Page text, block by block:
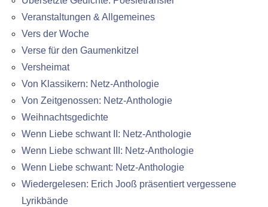
Veranstaltungen & Allgemeines
Vers der Woche
Verse für den Gaumenkitzel
Versheimat
Von Klassikern: Netz-Anthologie
Von Zeitgenossen: Netz-Anthologie
Weihnachtsgedichte
Wenn Liebe schwant II: Netz-Anthologie
Wenn Liebe schwant III: Netz-Anthologie
Wenn Liebe schwant: Netz-Anthologie
Wiedergelesen: Erich Jooß präsentiert vergessene
Lyrikbände